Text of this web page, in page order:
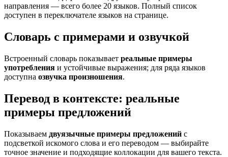
направления — всего более 20 языков. Полный список
доступен в переключателе языков на странице.
Словарь с примерами и озвучкой
Встроенный словарь показывает реальные примеры
употребления и устойчивые выражения; для ряда языков
доступна озвучка произношения.
Перевод в контексте: реальные
примеры предложений
Показываем двуязычные примеры предложений с
подсветкой искомого слова и его переводом — выбирайте
точное значение и подходящие коллокации для вашего текста.